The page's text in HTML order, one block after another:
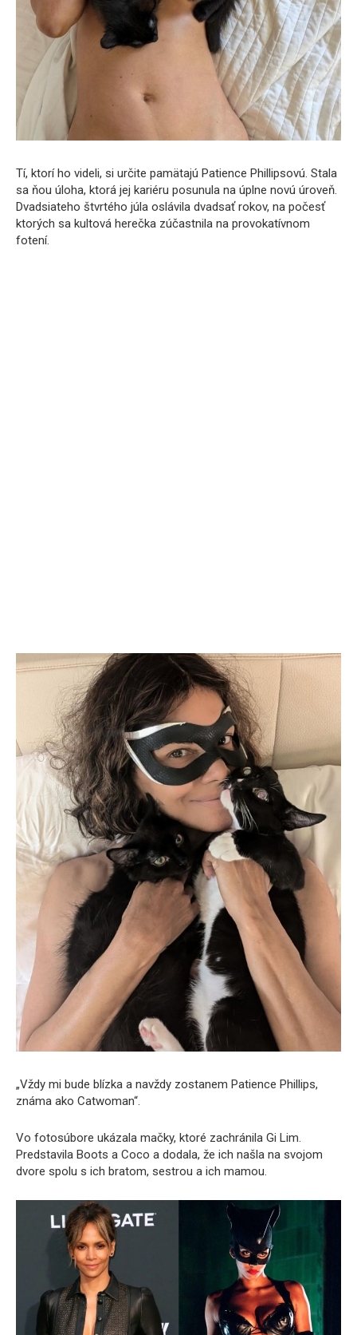
Tí, ktorí ho videli, si určite pamätajú Patience Phillipsovú. Stala
sa ňou úloha, ktorá jej kariéru posunula na úplne novú úroveň.
Dvadsiateho štvrtého júla oslávila dvadsať rokov, na počesť
ktorých sa kultová herečka zúčastnila na provokatívnom
fotení.
„Vždy mi bude blízka a navždy zostanem Patience Phillips,
známa ako Catwoman“.
Vo fotosúbore ukázala mačky, ktoré zachránila Gi Lim.
Predstavila Boots a Coco a dodala, že ich našla na svojom
dvore spolu s ich bratom, sestrou a ich mamou.